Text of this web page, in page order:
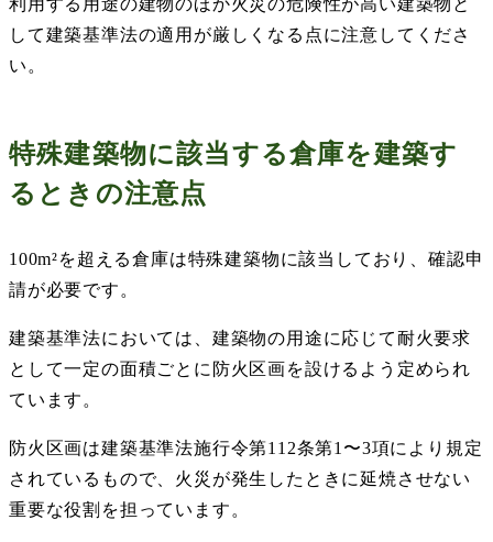
して建築基準法の適用が厳しくなる点に注意してくださ
い。
特殊建築物に該当する倉庫を建築す
るときの注意点
100m²を超える倉庫は特殊建築物に該当しており、確認申
請が必要です。
建築基準法においては、建築物の用途に応じて耐火要求
として一定の面積ごとに防火区画を設けるよう定められ
ています。
防火区画は建築基準法施行令第112条第1 〜3項により規定
されているもので、火災が発生したときに延焼させない
重要な役割を担っています。